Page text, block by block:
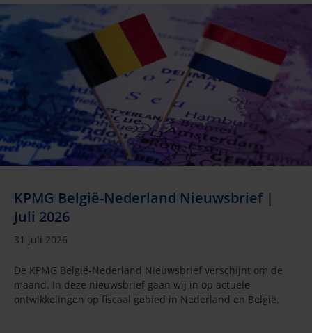
KPMG België-Nederland Nieuwsbrief |
Juli 2026
31 juli 2026
De KPMG België-Nederland Nieuwsbrief verschijnt om de
maand. In deze nieuwsbrief gaan wij in op actuele
ontwikkelingen op fiscaal gebied in Nederland en België.